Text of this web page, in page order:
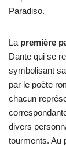
Paradiso.
La première
Dante qui se
symbolisant
par le poète
chacun
divers
tourments. Au